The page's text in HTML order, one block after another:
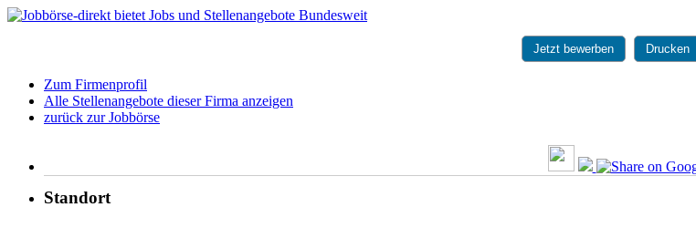
Jetzt bewerben Drucken
Zum Firmenprofil
Alle Stellenangebote dieser Firma anzeigen
zurück zur Jobbörse
Standort